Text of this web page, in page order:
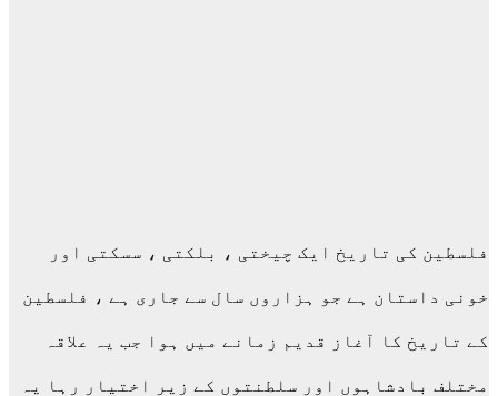
فلسطین کی تاریخ ایک چیختی ، بلکتی ، سسکتی اور
خونی داستان ہے جو ہزاروں سال سے جاری ہے ، فلسطین
کے تاریخ کا آغاز قدیم زمانے میں ہوا جب یہ علاقہ
مختلف بادشاہوں اور سلطنتوں کے زیر اختیار رہا یہ